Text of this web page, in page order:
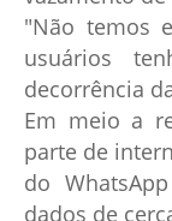
"Não temos
usuários
decorrência
Em meio a
parte de
do
dados de